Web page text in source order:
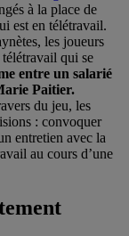
à la place de
est en télétravail.
les joueurs
qui se
entre un salarié
Paitier.
du jeu, les
: convoquer
entretien avec la
au cours d’une